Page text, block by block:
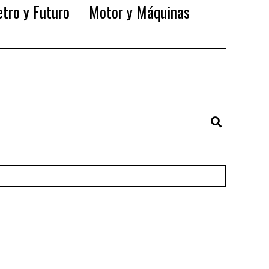
y Futuro Motor y Máquinas